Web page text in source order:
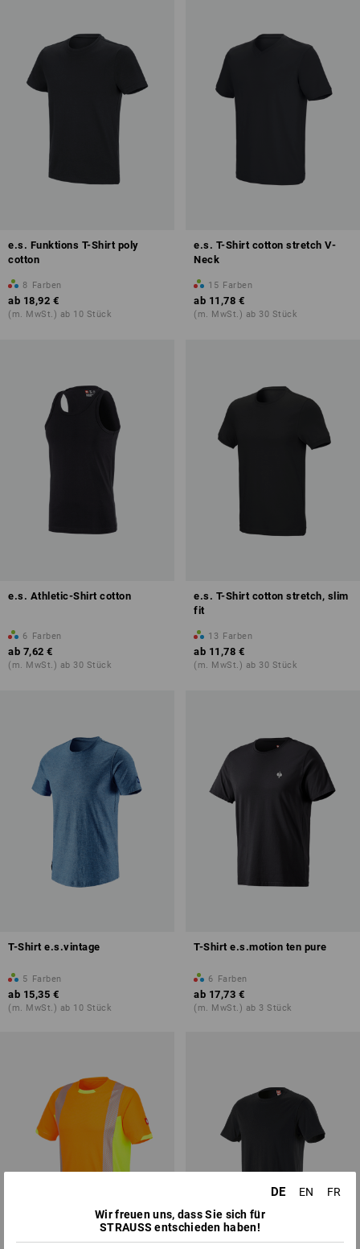
e.s. Funktions T-Shirt poly
cotton
8 Farben
ab 18,92 €
(m. MwSt.) ab 10 Stück
e.s. T-Shirt cotton stretch V-
Neck
15 Farben
ab 11,78 €
(m. MwSt.) ab 30 Stück
e.s. Athletic-Shirt cotton
6 Farben
ab 7,62 €
(m. MwSt.) ab 30 Stück
e.s. T-Shirt cotton stretch, slim
fit
13 Farben
ab 11,78 €
(m. MwSt.) ab 30 Stück
T-Shirt e.s.vintage
5 Farben
ab 15,35 €
(m. MwSt.) ab 10 Stück
T-Shirt e.s.motion ten pure
6 Farben
ab 17,73 €
(m. MwSt.) ab 3 Stück
DE EN
FR
Wir freuen uns, dass Sie sich für
STRAUSS entschieden haben!